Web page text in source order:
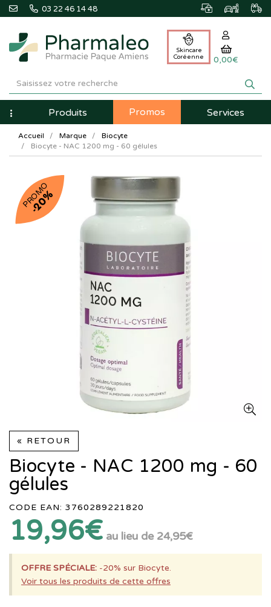
03 22 46 14 48
Pharmaleo
Pharmacie
Paque
Amiens
Skincare
Coréenne
0,00€
NavigationProduits Promos Services
Accueil Marque
Biocyte
Biocyte - NAC 1200 mg - 60 gélules
PROMO
-20%
« RETOUR
Biocyte - NAC 1200 mg - 60
gélules
CODE EAN: 3760289221820
19,96€ au lieu de 24,95€
OFFRE SPÉCIALE: -20% sur Biocyte.
Voir tous les produits de cette offres